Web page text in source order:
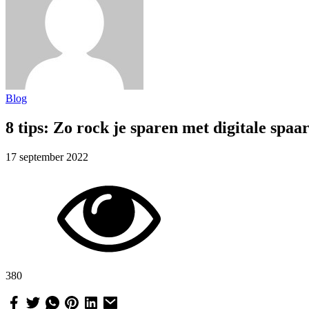
Blog
8 tips: Zo rock je sparen met digitale
17 september 2022
380